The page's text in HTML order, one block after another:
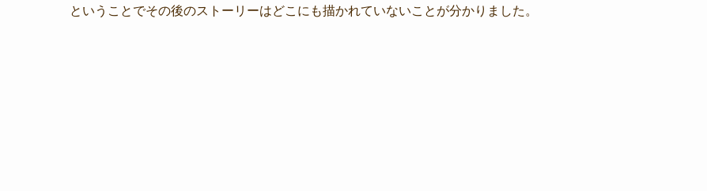
ということでその後のストーリーはどこにも描かれていないことが分かりました。